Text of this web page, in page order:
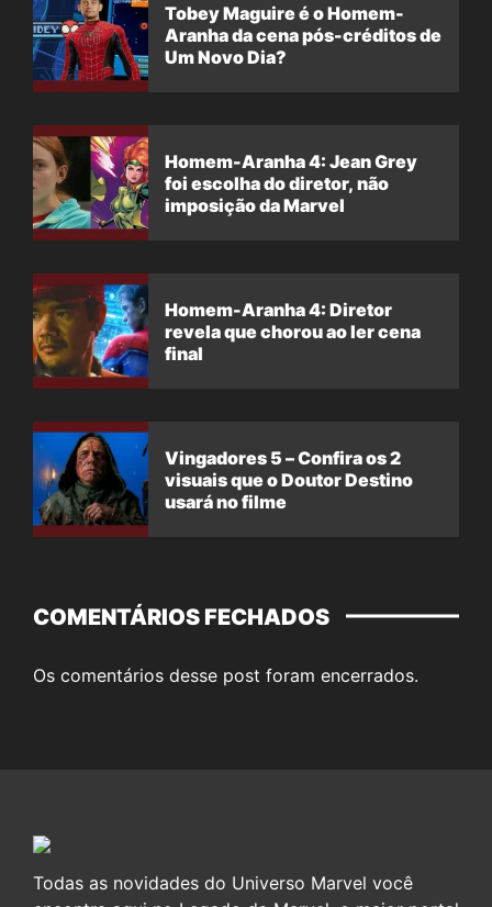
Tobey Maguire é o Homem-
Aranha da cena pós-créditos de
Um Novo Dia?
Homem-Aranha 4: Jean Grey
foi escolha do diretor, não
imposição da Marvel
Homem-Aranha 4: Diretor
revela que chorou ao ler cena
final
Vingadores 5 – Confira os 2
visuais que o Doutor Destino
usará no filme
COMENTÁRIOS FECHADOS
Os comentários desse post foram encerrados.
Todas as novidades do Universo Marvel você